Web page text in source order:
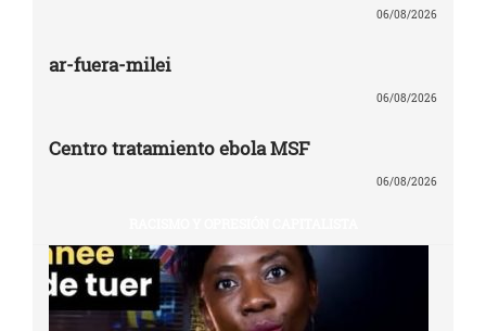
06/08/2026
ar-fuera-milei
06/08/2026
Centro tratamiento ebola MSF
06/08/2026